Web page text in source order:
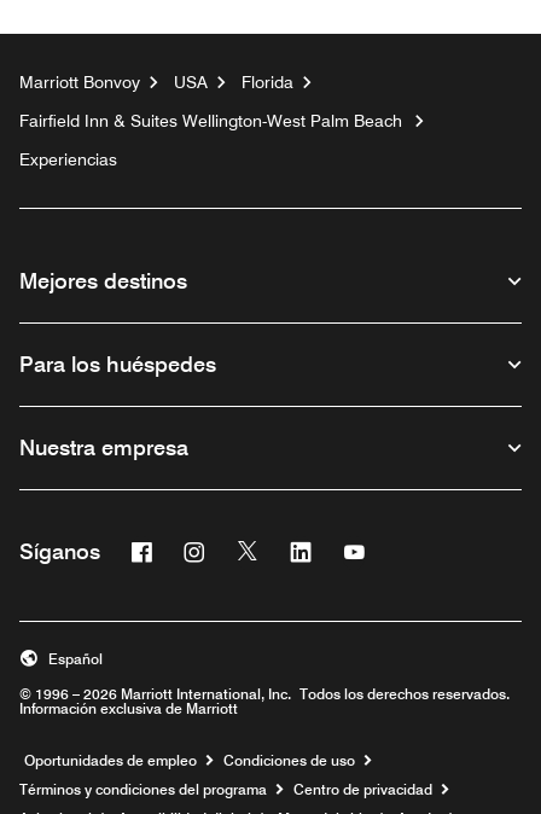
Marriott Bonvoy USA
Florida
Fairfield Inn & Suites Wellington-West Palm Beach
Experiencias
Mejores destinos
Para los huéspedes
Nuestra empresa
Síganos Facebook
Abre una ventana nueva
Instagram
Abre una ventana nueva
Twitter
Abre una ventana nueva
Linkedin
Abre una ventana nueva
Abre una ventana
© 1996 – 2026 Marriott International, Inc. Todos los derechos reservados.
Información exclusiva de Marriott
Español
Oportunidades de empleo Abre una ventana nueva
Condiciones de uso
Términos y condiciones del programa
Centro de privacidad